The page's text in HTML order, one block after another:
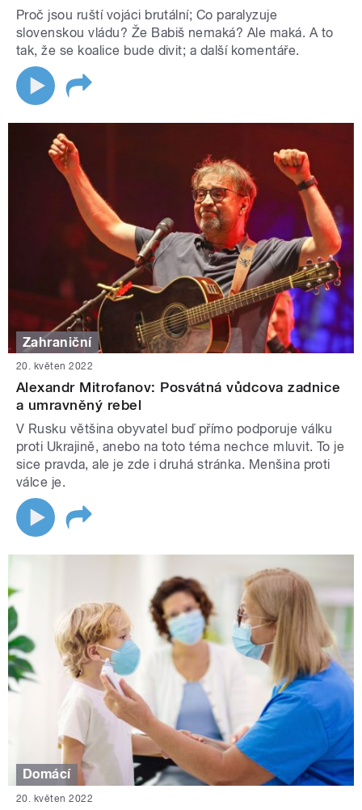
Proč jsou ruští vojáci brutální; Co paralyzuje
slovenskou vládu? Že Babiš nemaká? Ale maká. A to
tak, že se koalice bude divit; a další komentáře.
Zahraniční
20. květen 2022
Alexandr Mitrofanov: Posvátná vůdcova zadnice
a umravněný rebel
V Rusku většina obyvatel buď přímo podporuje válku
proti Ukrajině, anebo na toto téma nechce mluvit. To je
sice pravda, ale je zde i druhá stránka. Menšina proti
válce je.
Domácí
20. květen 2022